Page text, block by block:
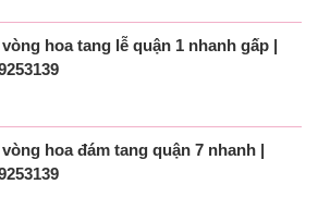
hoa tang lễ quận 1 nhanh gấp |
hoa đám tang quận 7 nhanh |